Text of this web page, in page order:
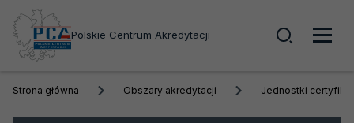
Polskie Centrum Akredytacji
Strona główna Obszary akredytacji Jednostki